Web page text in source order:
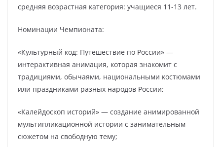
средняя возрастная категория: учащиеся 11-13 лет.
Номинации Чемпионата:
«Культурный код: Путешествие по России» —
интерактивная анимация, которая знакомит с
традициями, обычаями, национальными костюмами
или праздниками разных народов России;
«Калейдоскоп историй» — создание анимированной
мультипликационной истории с занимательным
сюжетом на свободную тему;